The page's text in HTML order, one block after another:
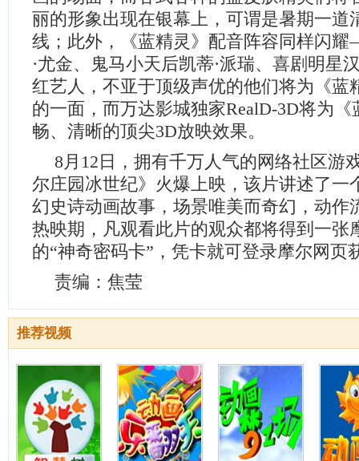
丽的形象出现在银幕上，可谓是暑期一道
线；此外，《蓝精灵》配音阵容同样闪
·尤金、鬼马小天后凯蒂·派瑞、喜剧明星
红艺人，不亚于顶级声优的他们将为《蓝
的一面，而万达影城独家RealD-3D将为
畅、清晰的顶尖3D放映效果。
8月12日，拥有千万人气的网络社区游
尔庄园冰世纪》火爆上映，该片讲述了一
幻史诗动画故事，场景唯美而奇幻，动作
热映期，凡观看此片的观众都将得到一张
的“神奇密码卡”，凭卡就可登录摩尔网页
责编：焦莹
推荐视频